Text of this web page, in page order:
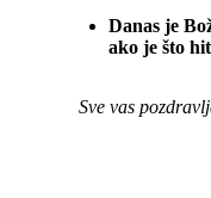
Danas je
ako je što
Sve vas